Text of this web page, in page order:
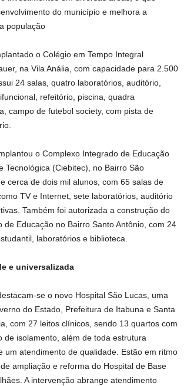
do município e melhora a
população
o Colégio em Tempo Integral
na Vila Anália, com capacidade para 2.500
24 salas, quatro laboratórios, auditório,
refeitório, piscina, quadra
campo de futebol society, com pista de
o Complexo Integrado de Educação
Tecnológica (Ciebitec), no Bairro São
cerca de dois mil alunos, com 65 salas de
TV e Internet, sete laboratórios, auditório
Também foi autorizada a construção do
de Educação no Bairro Santo Antônio, com 24
laboratórios e biblioteca.
e universalizada
se o novo Hospital São Lucas, uma
do Estado, Prefeitura de Itabuna e Santa
com 27 leitos clínicos, sendo 13 quartos com
de isolamento, além de toda estrutura
um atendimento de qualidade. Estão em ritmo
ampliação e reforma do Hospital de Base
A intervenção abrange atendimento